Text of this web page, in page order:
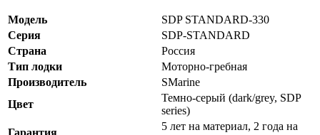
Модель
SDP STANDARD-330
Серия
SDP-STANDARD
Страна
Россия
Тип лодки
Моторно-гребная
Производитель
SMarine
Цвет
Темно-серый (dark/grey, SDP
series)
Гарантия
5 лет на материал, 2 года на